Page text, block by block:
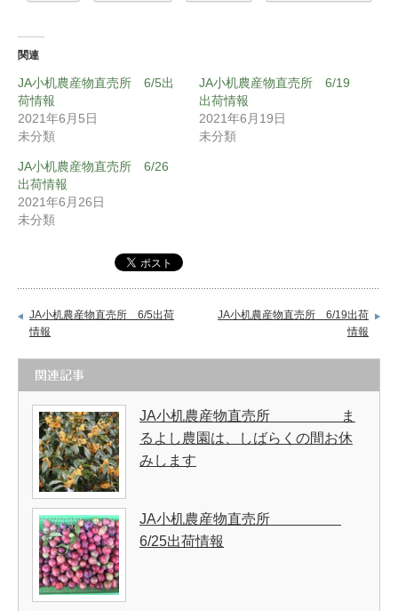
関連
JA小机農産物直売所 6/5出
荷情報
2021年6月5日
未分類
JA小机農産物直売所 6/19
出荷情報
2021年6月19日
未分類
JA小机農産物直売所 6/26
出荷情報
2021年6月26日
未分類
JA小机農産物直売所 6/5出荷
情報
JA小机農産物直売所 6/19出荷
情報
関連記事
JA小机農産物直売所 ま
るよし農園は、しばらくの間お休
みします
JA小机農産物直売所
6/25出荷情報